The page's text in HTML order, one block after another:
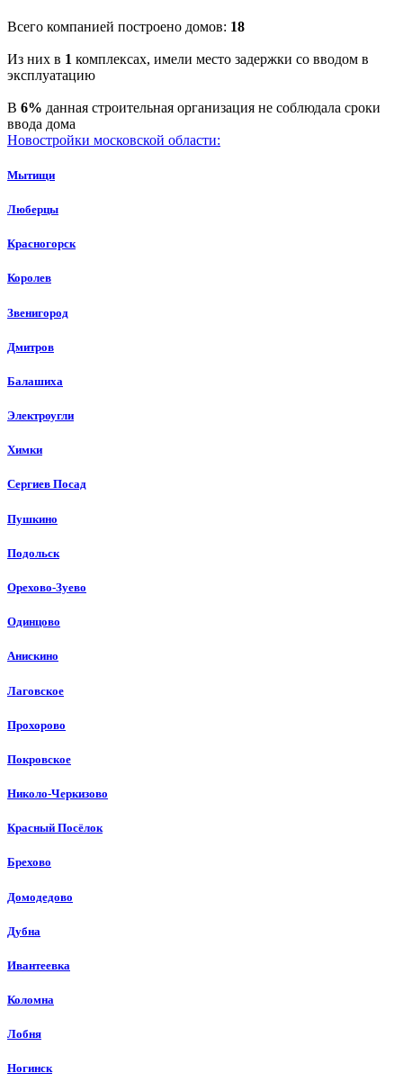
Всего компанией построено домов: 18
Из них в 1 комплексах, имели место задержки со вводом в
эксплуатацию
В 6% данная строительная организация не соблюдала сроки
ввода дома
Новостройки московской области:
Мытищи
Люберцы
Красногорск
Королев
Звенигород
Дмитров
Балашиха
Электроугли
Химки
Сергиев Посад
Пушкино
Подольск
Орехово-Зуево
Одинцово
Анискино
Лаговское
Прохорово
Покровское
Николо-Черкизово
Красный Посёлок
Брехово
Домодедово
Дубна
Ивантеевка
Коломна
Лобня
Ногинск